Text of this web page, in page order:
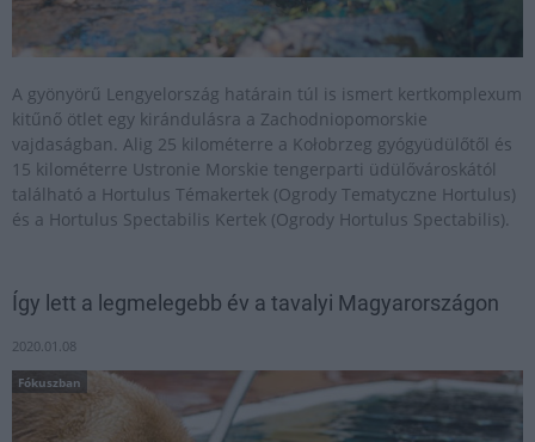
A gyönyörű Lengyelország határain túl is ismert kertkomplexum
kitűnő ötlet egy kirándulásra a Zachodniopomorskie
vajdaságban. Alig 25 kilométerre a Kołobrzeg gyógyüdülőtől és
15 kilométerre Ustronie Morskie tengerparti üdülővároskától
található a Hortulus Témakertek (Ogrody Tematyczne Hortulus)
és a Hortulus Spectabilis Kertek (Ogrody Hortulus Spectabilis).
Így lett a legmelegebb év a tavalyi Magyarországon
2020.01.08
Fókuszban